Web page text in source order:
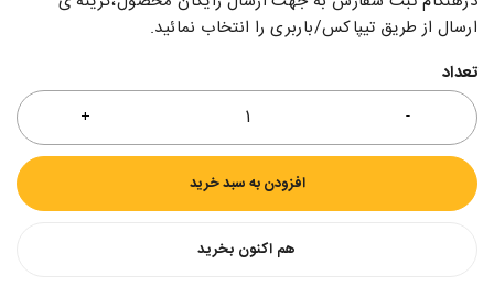
ارسال از طریق تیپاکس/باربری را انتخاب نمائید.
تعداد
افزودن به سبد خرید
هم اکنون بخرید